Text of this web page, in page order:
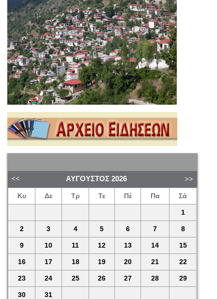
ΑΎΓΟΥΣΤΟΣ 2026
Κυ Δε Τρ Τε Πέ Πα Σά
1
2 3 4 5 6 7 8
9 10 11 12 13 14 15
16 17 18 19 20 21 22
23 24 25 26 27 28 29
30 31